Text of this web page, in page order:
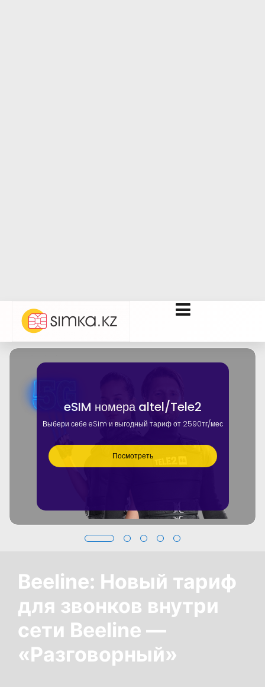
eSIM номера altel/Tele2
Выбери себе eSim и выгодный тариф от 2590тг/мес
Посмотреть
Beeline: Новый тариф
для звонков внутри
сети Beeline —
«Разговорный»